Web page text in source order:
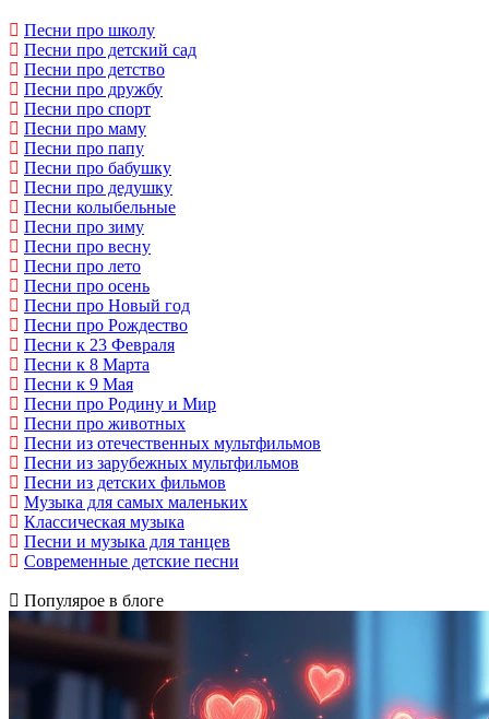
Песни про школу
Песни про детский сад
Песни про детство
Песни про дружбу
Песни про спорт
Песни про маму
Песни про папу
Песни про бабушку
Песни про дедушку
Песни колыбельные
Песни про зиму
Песни про весну
Песни про лето
Песни про осень
Песни про Новый год
Песни про Рождество
Песни к 23 Февраля
Песни к 8 Марта
Песни к 9 Мая
Песни про Родину и Мир
Песни про животных
Песни из отечественных мультфильмов
Песни из зарубежных мультфильмов
Песни из детских фильмов
Музыка для самых маленьких
Классическая музыка
Песни и музыка для танцев
Современные детские песни
Популярое в блоге